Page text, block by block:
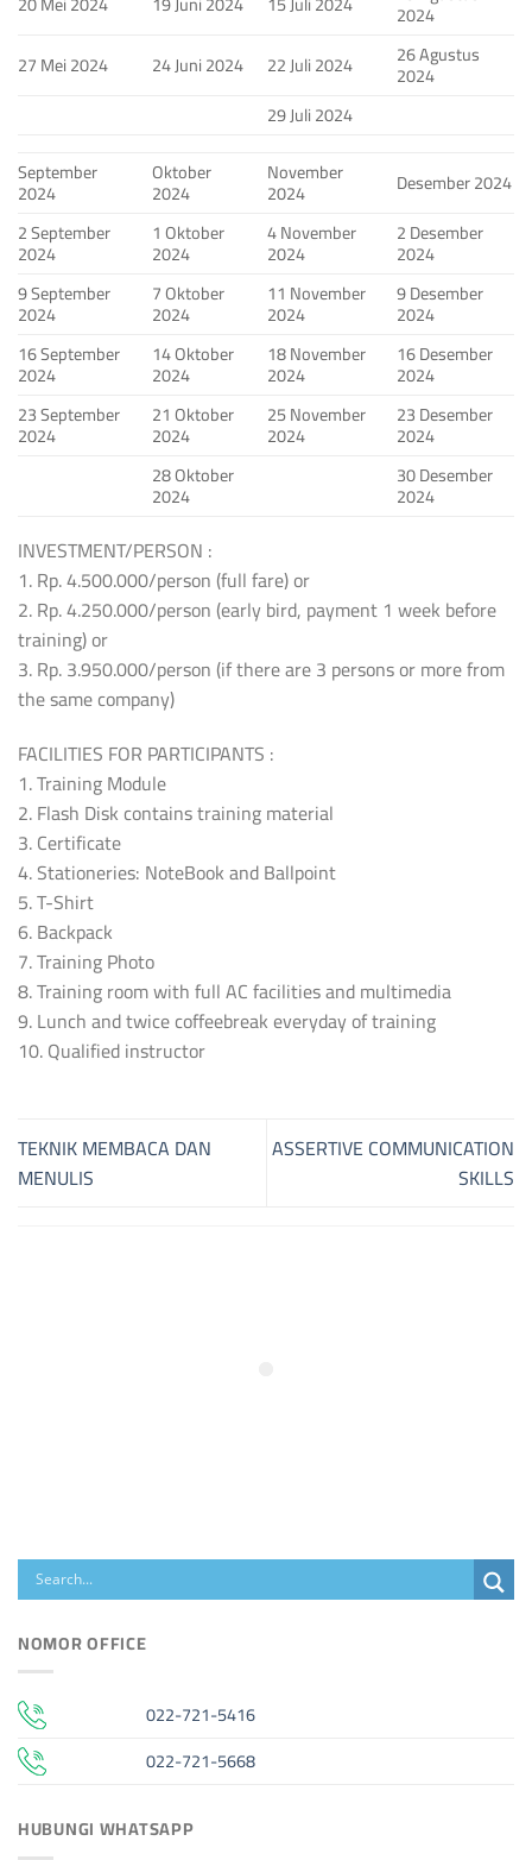
2024
27 Mei 2024
24 Juni 2024 22 Juli 2024 26 Agustus
2024
29 Juli 2024
September
2024
Oktober
2024
November
2024
Desember 2024
2 September
2024
1 Oktober
2024
4 November
2024
2 Desember
2024
9 September
2024
7 Oktober
2024
11 November
2024
9 Desember
2024
16 September
2024
14 Oktober
2024
18 November
2024
16 Desember
2024
23 September
2024
21 Oktober
2024
25 November
2024
23 Desember
2024
28 Oktober
2024
30 Desember
2024
INVESTMENT/PERSON :
1. Rp. 4.500.000/person (full fare) or
2. Rp. 4.250.000/person (early bird, payment 1 week before
training) or
3. Rp. 3.950.000/person (if there are 3 persons or more from
the same company)
FACILITIES FOR PARTICIPANTS :
1. Training Module
2. Flash Disk contains training material
3. Certificate
4. Stationeries: NoteBook and Ballpoint
5. T-Shirt
6. Backpack
7. Training Photo
8. Training room with full AC facilities and multimedia
9. Lunch and twice coffeebreak everyday of training
10. Qualified instructor
TEKNIK MEMBACA DAN
MENULIS
ASSERTIVE COMMUNICATION
SKILLS
NOMOR OFFICE
022-721-5416
022-721-5668
HUBUNGI WHATSAPP